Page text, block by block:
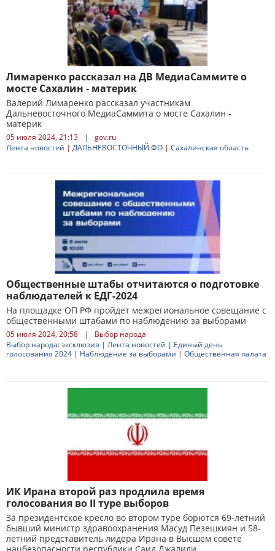
Лимаренко рассказал на ДВ МедиаСаммите о
мосте Сахалин - материк
Валерий Лимаренко рассказал участникам
Дальневосточного МедиаСаммита о мосте Сахалин -
материк
05 июля 2024, 21:13 |
gov.ru
Лента новостей | ДАЛЬНЕВОСТОЧНЫЙ ФО | Сахалинская область
Общественные штабы отчитаются о подготовке
наблюдателей к ЕДГ-2024
На площадке ОП РФ пройдет межрегиональное совещание с
общественными штабами по наблюдению за выборами
05 июля 2024, 20:58 |
Выбор народа
Выбор народа: эксклюзив | Лента новостей | Единый день
голосования 2024 | Наблюдение за выборами | Общественная палата
ИК Ирана второй раз продлила время
голосования во II туре выборов
За президентское кресло во втором туре борются 69-летний
бывший министр здравоохранения Масуд Пезешкиян и 58-
летний представитель лидера Ирана в Высшем совете